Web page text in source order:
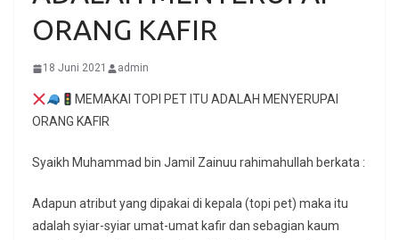
ORANG KAFIR
18 Juni 2021 admin
MEMAKAI TOPI PET ITU ADALAH MENYERUPAI
ORANG KAFIR
Syaikh Muhammad bin Jamil Zainuu rahimahullah berkata :
Adapun atribut yang dipakai di kepala (topi pet) maka itu
adalah syiar-syiar umat-umat kafir dan sebagian kaum